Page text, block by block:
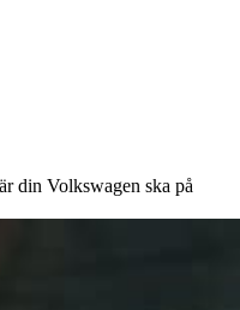
din Volkswagen ska på